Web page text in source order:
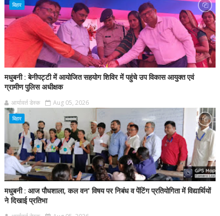
बिहार
मधुबनी : बेनीपट्टी में आयोजित सहयोग शिविर में पहुंचे उप विकास आयुक्त एवं
ग्रामीण पुलिस अधीक्षक
आर्यावर्त डेस्क Aug 05, 2026
बिहार
मधुबनी : आज पौधशाला, कल वन' विषय पर निबंध व पेंटिंग प्रतियोगिता में विद्यार्थियों
ने दिखाई प्रतिभा